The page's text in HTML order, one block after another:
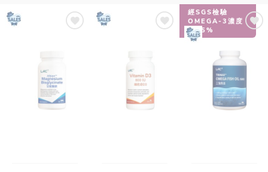
VITAMINS
經SGS檢驗
OMEGA-3濃度
達85%